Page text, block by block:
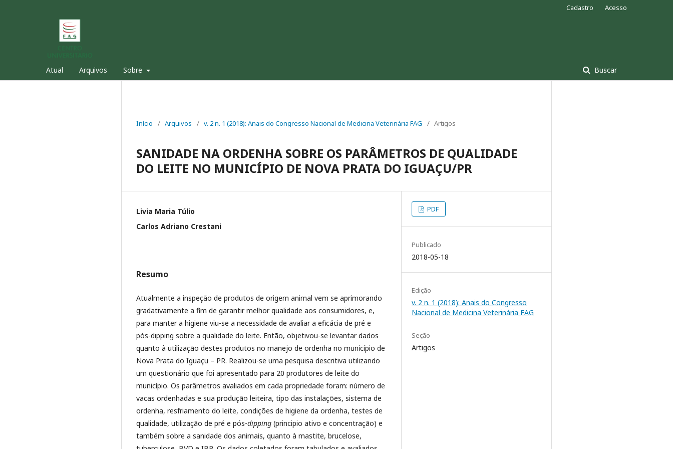
Atual Arquivos Sobre Buscar
Cadastro Acesso
Início / Arquivos / v. 2 n. 1 (2018): Anais do Congresso Nacional de Medicina Veterinária FAG / Artigos
SANIDADE NA ORDENHA SOBRE OS PARÂMETROS DE QUALIDADE
DO LEITE NO MUNICÍPIO DE NOVA PRATA DO IGUAÇU/PR
Livia Maria Túlio
Carlos Adriano Crestani
Resumo
Atualmente a inspeção de produtos de origem animal vem se aprimorando
gradativamente a fim de garantir melhor qualidade aos consumidores, e,
para manter a higiene viu-se a necessidade de avaliar a eficácia de pré e
pós-dipping sobre a qualidade do leite. Então, objetivou-se levantar dados
quanto à utilização destes produtos no manejo de ordenha no município de
Nova Prata do Iguaçu – PR. Realizou-se uma pesquisa descritiva utilizando
um questionário que foi apresentado para 20 produtores de leite do
município. Os parâmetros avaliados em cada propriedade foram: número de
vacas ordenhadas e sua produção leiteira, tipo das instalações, sistema de
ordenha, resfriamento do leite, condições de higiene da ordenha, testes de
qualidade, utilização de pré e pós-dipping (principio ativo e concentração) e
também sobre a sanidade dos animais, quanto à mastite, brucelose,
PDF
Publicado
2018-05-18
Edição
v. 2 n. 1 (2018): Anais do Congresso
Nacional de Medicina Veterinária FAG
Seção
Artigos